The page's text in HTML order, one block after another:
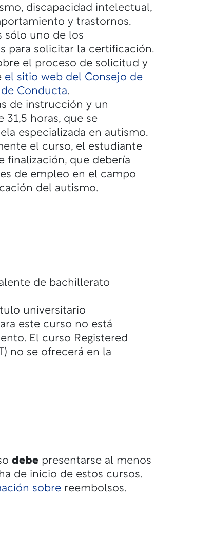
discapacidad intelectual,
y trastornos.
sólo uno de los
para solicitar la certificación.
el proceso de solicitud y
el sitio web del Consejo de
Conducta.
de instrucción y un
horas, que se
especializada en autismo.
el curso, el estudiante
finalización, que debería
de empleo en el campo
del autismo.
de bachillerato
universitario
este curso no está
El curso Registered
no se ofrecerá en la
debepresentarse al menos
de inicio de estos cursos.
sobrereembolsos.